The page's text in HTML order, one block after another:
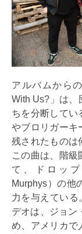
アルバムから
With Us?」は、
ちを分断してい
やブロリガーキ
残されたものは
この曲は、階級
て、ドロッ
Murphys）の他
力を与えている
デオは、ジョン
め、アメリカで